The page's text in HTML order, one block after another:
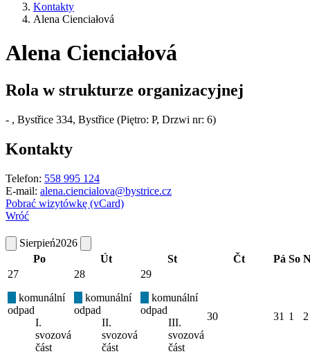
Kontakty
Alena Cienciałová
Alena Cienciałová
Rola w strukturze organizacyjnej
- , Bystřice 334, Bystřice (Piętro: P, Drzwi nr: 6)
Kontakty
Telefon: 558 995 124
E-mail: alena.ciencialova@bystrice.cz
Pobrać wizytówkę (vCard)
Wróć
Sierpień2026
Po
Út St Čt Pá So
27
komunální
odpad
I.
svozová
část
28
komunální
odpad
II.
svozová
část
29
komunální
odpad
III.
svozová
část
30 31 1 2